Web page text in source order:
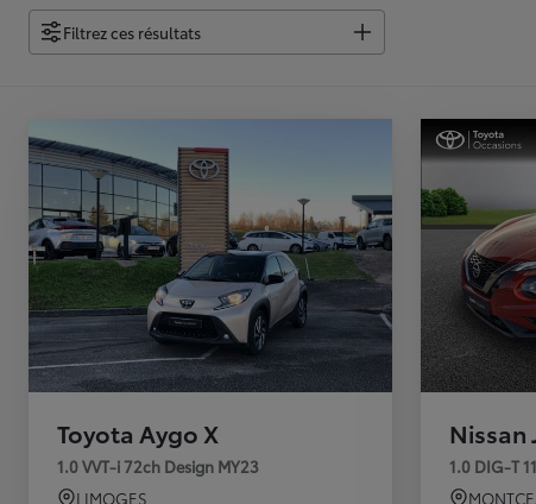
Filtrez ces résultats
Toyota Aygo X
1.0 VVT-i 72ch Design MY23
LIMOGES
Nissan
1.0 DIG-T